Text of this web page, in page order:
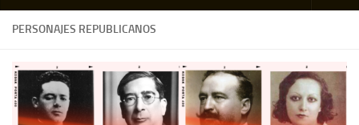
Inicio
Quienes somos
Actividades
PERSONAJES REPUBLICANOS